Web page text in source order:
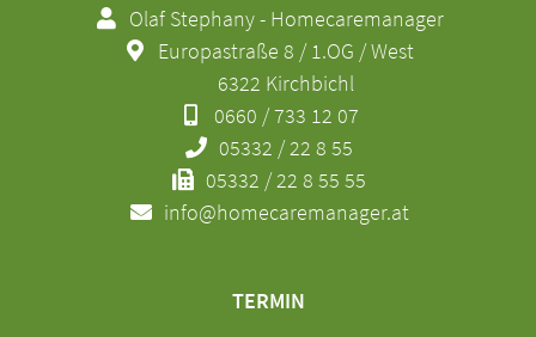
Olaf Stephany - Homecaremanager
Europastraße 8 / 1.OG / West
6322 Kirchbichl
0660 / 733 12 07
05332 / 22 8 55
05332 / 22 8 55 55
info@homecaremanager.at
TERMIN